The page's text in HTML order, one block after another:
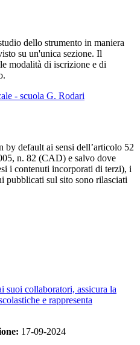
dello strumento in maniera
su un'unica sezione. Il
modalità di iscrizione e di
- scuola G. Rodari
default ai sensi dell’articolo 52
n. 82 (CAD) e salvo dove
i contenuti incorporati di terzi), i
pubblicati sul sito sono rilasciati
suoi collaboratori, assicura la
e rappresenta
17-09-2024